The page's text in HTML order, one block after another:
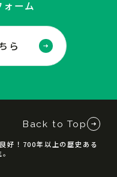
ーム
ら
好！700年以上の歴史ある
Back to Top